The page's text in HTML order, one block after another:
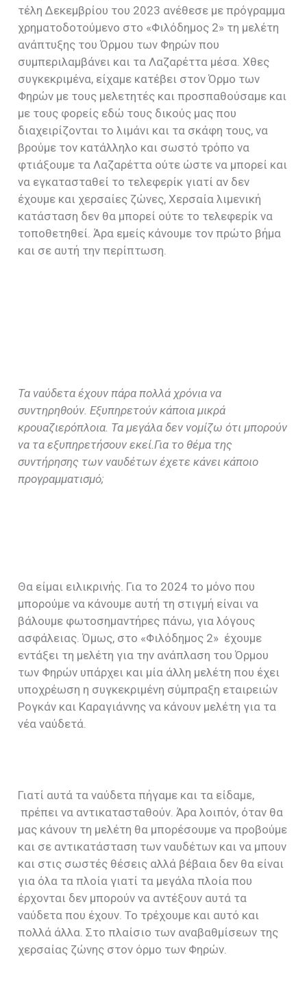
τέλη Δεκεμβρίου του 2023 ανέθεσε με πρόγραμμα
χρηματοδοτούμενο στο «Φιλόδημος 2» τη μελέτη
ανάπτυξης του Όρμου των Φηρών που
συμπεριλαμβάνει και τα Λαζαρέττα μέσα. Χθες
συγκεκριμένα, είχαμε κατέβει στον Όρμο των
Φηρών με τους μελετητές και προσπαθούσαμε και
με τους φορείς εδώ τους δικούς μας που
διαχειρίζονται το λιμάνι και τα σκάφη τους, να
βρούμε τον κατάλληλο και σωστό τρόπο να
φτιάξουμε τα Λαζαρέττα ούτε ώστε να μπορεί και
να εγκατασταθεί το τελεφερίκ γιατί αν δεν
έχουμε και χερσαίες ζώνες, Χερσαία λιμενική
κατάσταση δεν θα μπορεί ούτε το τελεφερίκ να
τοποθετηθεί. Άρα εμείς κάνουμε τον πρώτο βήμα
και σε αυτή την περίπτωση.
Τα ναύδετα έχουν πάρα πολλά χρόνια να
συντηρηθούν. Εξυπηρετούν κάποια μικρά
κρουαζιερόπλοια. Τα μεγάλα δεν νομίζω ότι μπορούν
να τα εξυπηρετήσουν εκεί.Για το θέμα της
συντήρησης των ναυδέτων έχετε κάνει κάποιο
προγραμματισμό;
Θα είμαι ειλικρινής. Για το 2024 το μόνο που
μπορούμε να κάνουμε αυτή τη στιγμή είναι να
βάλουμε φωτοσημαντήρες πάνω, για λόγους
ασφάλειας. Όμως, στο «Φιλόδημος 2» έχουμε
εντάξει τη μελέτη για την ανάπλαση του Όρμου
των Φηρών υπάρχει και μία άλλη μελέτη που έχει
υποχρέωση η συγκεκριμένη σύμπραξη εταιρειών
Ρογκάν και Καραγιάννης να κάνουν μελέτη για τα
νέα ναύδετά.
Γιατί αυτά τα ναύδετα πήγαμε και τα είδαμε,
πρέπει να αντικατασταθούν. Άρα λοιπόν, όταν θα
μας κάνουν τη μελέτη θα μπορέσουμε να προβούμε
και σε αντικατάσταση των ναυδέτων και να μπουν
και στις σωστές θέσεις αλλά βέβαια δεν θα είναι
για όλα τα πλοία γιατί τα μεγάλα πλοία που
έρχονται δεν μπορούν να αντέξουν αυτά τα
ναύδετα που έχουν. Το τρέχουμε και αυτό και
πολλά άλλα. Στο πλαίσιο των αναβαθμίσεων της
χερσαίας ζώνης στον όρμο των Φηρών.